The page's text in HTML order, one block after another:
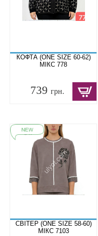
КОФТА (ONE SIZE 60-62)
МІКС 778
739 грн.
СВІТЕР (ONE SIZE 58-60)
МІКС 7103